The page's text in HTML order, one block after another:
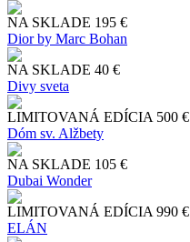
NA SKLADE 195 €
Dior by Marc Bohan
NA SKLADE 40 €
Divy sveta
LIMITOVANÁ EDÍCIA 500 €
Dóm sv. Alžbety
NA SKLADE 105 €
Dubai Wonder
LIMITOVANÁ EDÍCIA 990 €
ELÁN